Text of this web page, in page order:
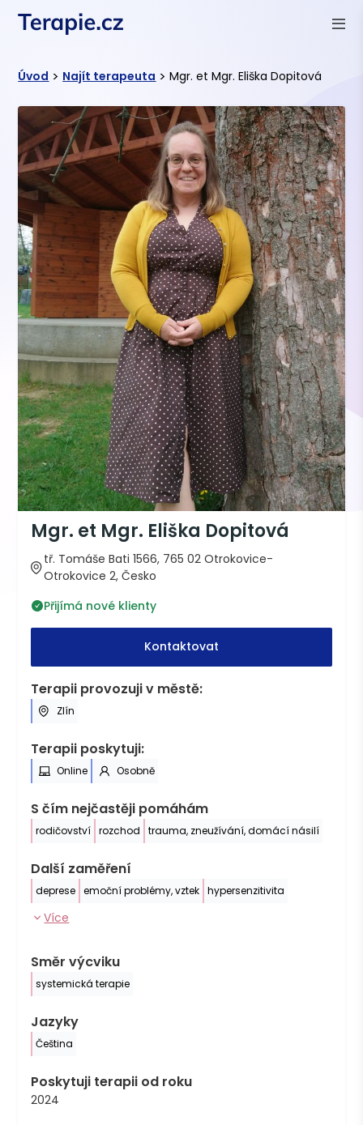
Úvod > Najít terapeuta > Mgr. et Mgr. Eliška Dopitová
Mgr. et Mgr. Eliška Dopitová
tř. Tomáše Bati 1566, 765 02 Otrokovice-
Otrokovice 2, Česko
Přijímá nové klienty
Kontaktovat
Terapii provozuji v městě:
Zlín
Terapii poskytuji:
Online Osobně
S čím nejčastěji pomáhám
rodičovství rozchod trauma, zneužívání, domácí násilí
Další zaměření
deprese emoční problémy, vztek hypersenzitivita
Více
Směr výcviku
systemická terapie
Jazyky
Čeština
Poskytuji terapii od roku
2024